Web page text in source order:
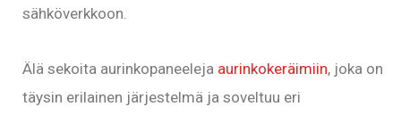
sähköverkkoon.
Älä sekoita aurinkopaneeleja aurinkokeräimiin, joka on
täysin erilainen järjestelmä ja soveltuu eri